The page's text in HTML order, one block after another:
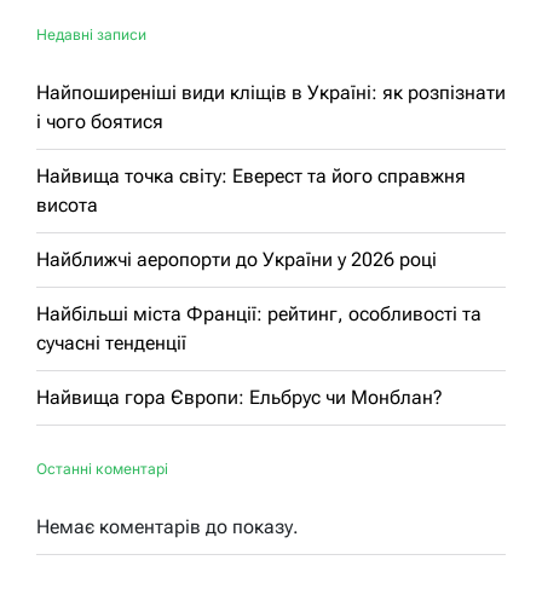
Недавні записи
Найпоширеніші види кліщів в Україні: як розпізнати
і чого боятися
Найвища точка світу: Еверест та його справжня
висота
Найближчі аеропорти до України у 2026 році
Найбільші міста Франції: рейтинг, особливості та
сучасні тенденції
Найвища гора Європи: Ельбрус чи Монблан?
Останні коментарі
Немає коментарів до показу.